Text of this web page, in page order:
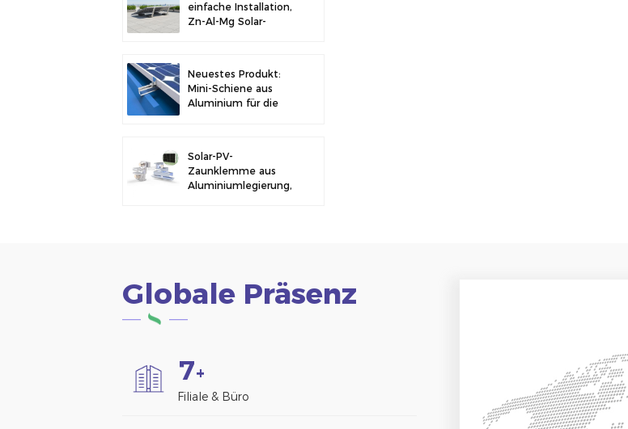
einfache Installation,
Zn-Al-Mg Solar-
Neuestes Produkt:
Mini-Schiene aus
Aluminium für die
Solar-PV-
Zaunklemme aus
Aluminiumlegierung,
Globale Präsenz
7+
Filiale & Büro